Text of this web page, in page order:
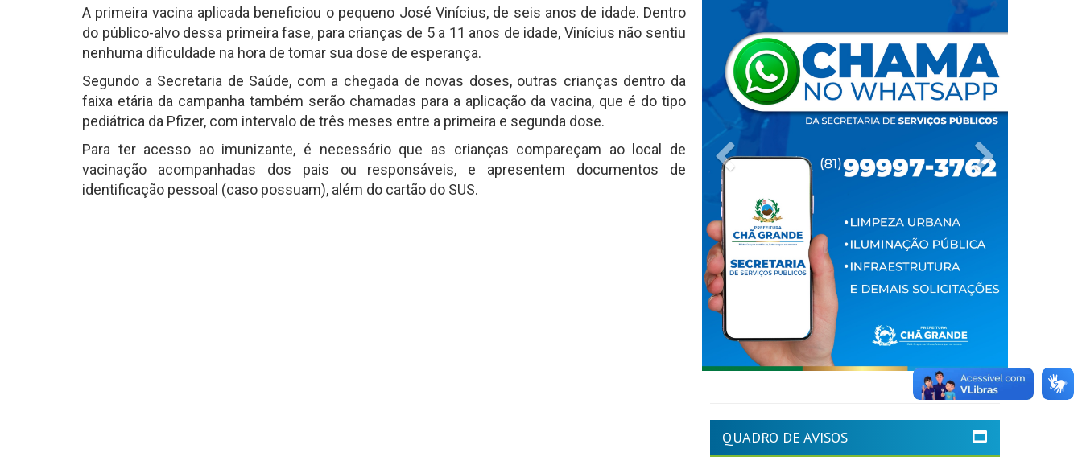
A primeira vacina aplicada beneficiou o pequeno José Vinícius, de seis anos de idade. Dentro
do público-alvo dessa primeira fase, para crianças de 5 a 11 anos de idade, Vinícius não sentiu
nenhuma dificuldade na hora de tomar sua dose de esperança.
Segundo a Secretaria de Saúde, com a chegada de novas doses, outras crianças dentro da
faixa etária da campanha também serão chamadas para a aplicação da vacina, que é do tipo
pediátrica da Pfizer, com intervalo de três meses entre a primeira e segunda dose.
Para ter acesso ao imunizante, é necessário que as crianças compareçam ao local de
vacinação acompanhadas dos pais ou responsáveis, e apresentem documentos de
identificação pessoal (caso possuam), além do cartão do SUS.
Previous
QUADRO DE AVISOS